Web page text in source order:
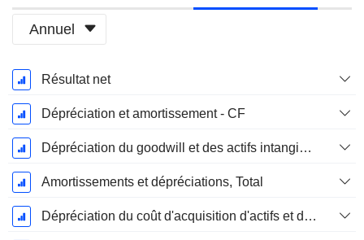
Annuel
Période
Fiscale:
Juin
Résultat net
Dépréciation et amortissement - CF
Dépréciation du goodwill et des actifs intangibles
Amortissements et dépréciations, Total
Dépréciation du coût d'acquisition d'actifs et dépenses de restructuration